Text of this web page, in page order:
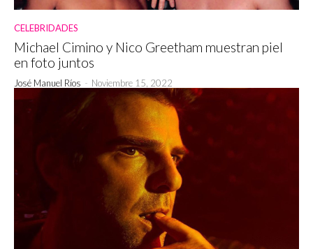
CELEBRIDADES
Michael Cimino y Nico Greetham muestran piel
en foto juntos
José Manuel Ríos - Noviembre 15, 2022